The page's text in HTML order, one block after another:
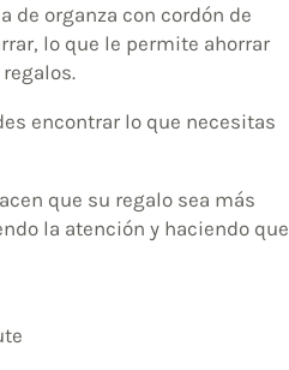
de organza con cordón de
lo que le permite ahorrar
encontrar lo que necesitas
que su regalo sea más
la atención y haciendo que